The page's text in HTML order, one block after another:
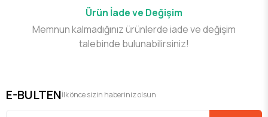
Ürün İade ve Değişim
Memnun kalmadığınız ürünlerde iade ve değişim
talebinde bulunabilirsiniz!
E-BULTENİlk önce sizin haberiniz olsun